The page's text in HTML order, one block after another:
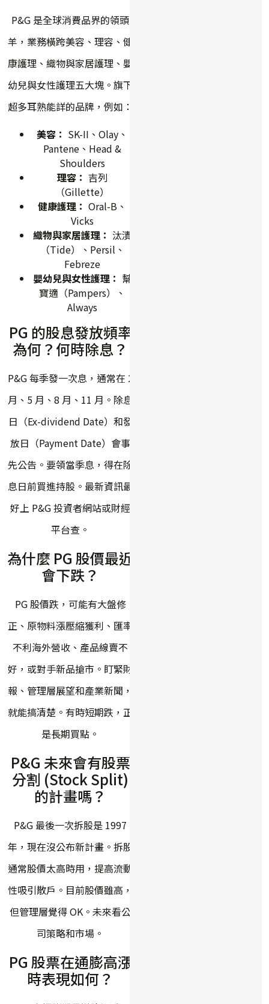
P&G 是全球消費品界的領頭
羊，業務橫跨美容、理容、健
康護理、織物與家居護理、嬰
幼兒與女性護理五大塊。旗下
超多耳熟能詳的品牌，例如：
美容： SK-II、Olay、
Pantene、Head &
Shoulders
理容： 吉列
（Gillette）
健康護理： Oral-B、
Vicks
織物與家居護理： 汰漬
（Tide）、Persil、
Febreze
嬰幼兒與女性護理： 幫
寶適（Pampers）、
Always
PG 的股息發放頻率
為何？何時除息？
P&G 每季發一次息，通常在 2
月、5 月、8 月、11 月。除息
日（Ex-dividend Date）和發
放日（Payment Date）會事
先公告。要領當季息，得在除
息日前買進持股。最新資訊最
好上 P&G 投資者網站或財經
平台查。
為什麼 PG 股價最近
會下跌？
PG 股價跌，可能有大盤修
正、原物料漲壓縮獲利、匯率
不利海外營收、產品線賣不
好，或對手新品搶市。盯緊財
報、管理層展望和產業新聞，
就能搞清楚。有時短期跌，正
是長期買點。
P&G 未來會有股票
分割 (Stock Split)
的計畫嗎？
P&G 最後一次拆股是 1997
年，現在沒公布新計畫。拆股
通常股價太高時用，提高流動
性吸引散戶。目前股價雖高，
但管理層覺得 OK。未來看公
司策略和市場。
PG 股票在通膨高漲
時表現如何？